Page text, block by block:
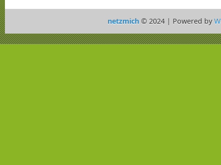
netzmich© 2024 | Powered by